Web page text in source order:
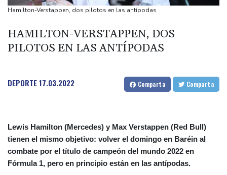
origen uruguayo
Diomandé
El mexicano Del Toro renueva con el UAE hasta 2031
Hamilton-Verstappen, dos pilotos en las antípodas
HAMILTON-VERSTAPPEN, DOS
PILOTOS EN LAS ANTÍPODAS
DEPORTE17.03.2022 Comparta Comparta
Lewis Hamilton (Mercedes) y Max Verstappen (Red Bull)
tienen el mismo objetivo: volver el domingo en Baréin al
combate por el título de campeón del mundo 2022 en
Fórmula 1, pero en principio están en las antípodas.